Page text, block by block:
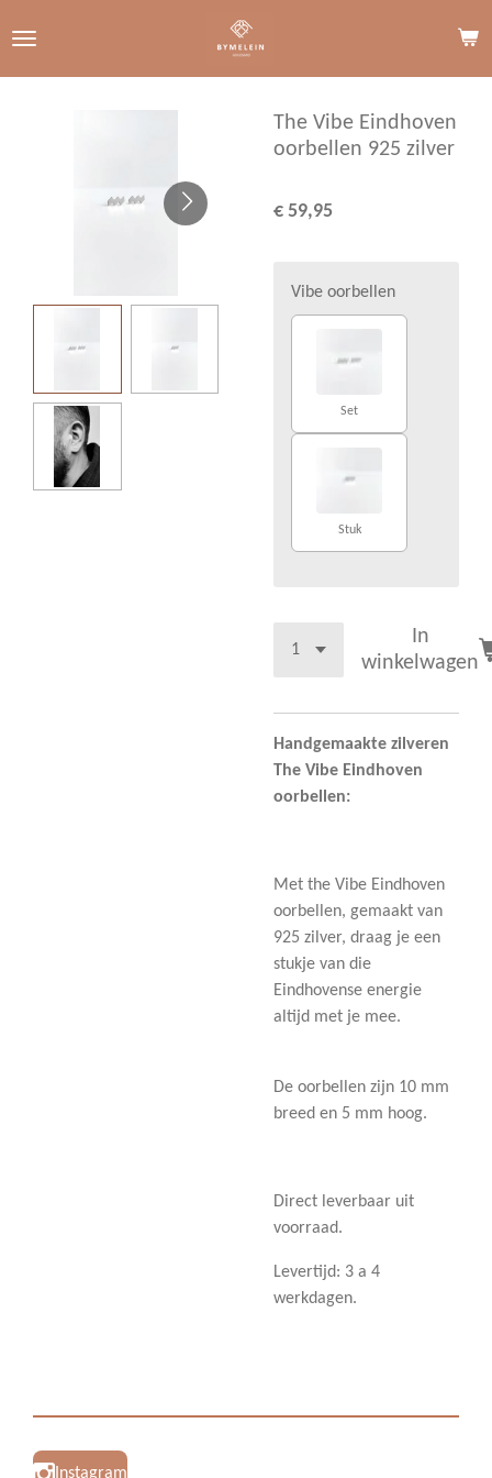
direct
naar
The Vibe Eindhoven
oorbellen 925 zilver
€ 59,95
Vibe oorbellen
Set
Stuk
In
winkelwagen
Handgemaakte zilveren
The Vibe Eindhoven
oorbellen:
Met the Vibe Eindhoven
oorbellen, gemaakt van
925 zilver, draag je een
stukje van die
Eindhovense energie
altijd met je mee.
De oorbellen zijn 10 mm
breed en 5 mm hoog.
Direct leverbaar uit
voorraad.
Levertijd: 3 a 4
werkdagen.
Instagram